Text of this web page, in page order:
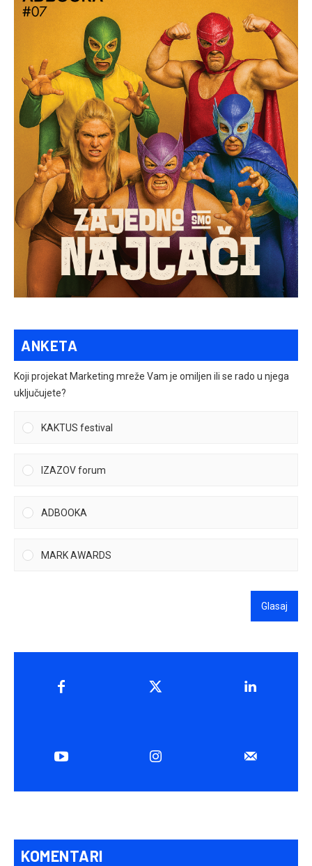
ANKETA
Koji projekat Marketing mreže Vam je omiljen ili se rado u njega
uključujete?
KAKTUS festival
IZAZOV forum
ADBOOKA
MARK AWARDS
Glasaj
KOMENTARI